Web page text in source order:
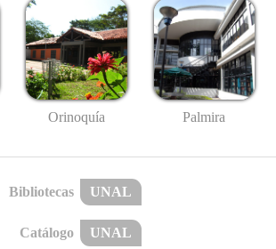
Orinoquía Palmira
Bibliotecas UNAL
Catálogo UNAL